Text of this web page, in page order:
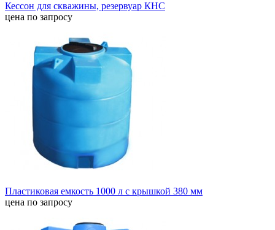
Кессон для скважины, резервуар КНС
цена по запросу
Пластиковая емкость 1000 л с крышкой 380 мм
цена по запросу